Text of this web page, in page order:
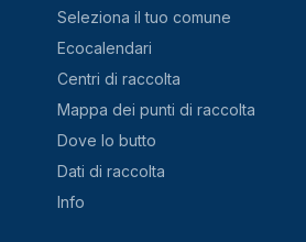
Seleziona il tuo comune
Ecocalendari
Centri di raccolta
Mappa dei punti di raccolta
Dove lo butto
Dati di raccolta
Info